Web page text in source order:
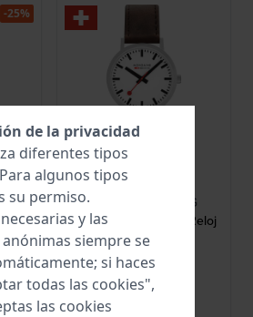
€
-25%
Mondaine
A660.30360.11SBG
Classic Gent 40 mm Reloj
de diseño Suizo
269,00 €
de la privacidad
diferentes tipos
algunos tipos
su permiso.
y las
siempre se
si haces
todas las cookies",
las cookies